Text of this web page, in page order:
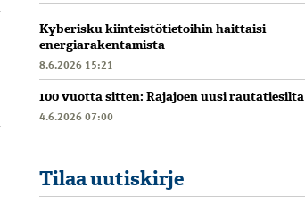
Kyberisku kiinteistötietoihin haittaisi
energiarakentamista
8.6.2026 15:21
100 vuotta sitten: Rajajoen uusi rautatiesilta
4.6.2026 07:00
Tilaa uutiskirje